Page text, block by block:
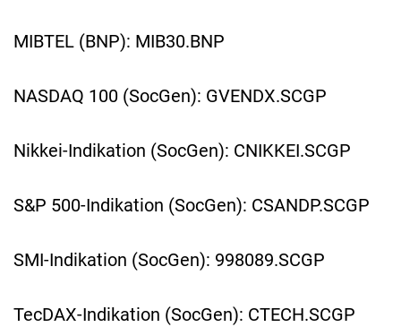
MIBTEL (BNP): MIB30.BNP
NASDAQ 100 (SocGen): GVENDX.SCGP
Nikkei-Indikation (SocGen): CNIKKEI.SCGP
S&P 500-Indikation (SocGen): CSANDP.SCGP
SMI-Indikation (SocGen): 998089.SCGP
TecDAX-Indikation (SocGen): CTECH.SCGP